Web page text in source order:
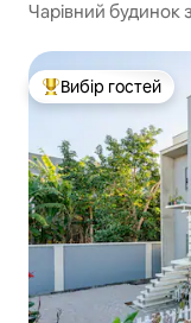
Чарівний будинок
Топ вибір гостей
Вибір гостей